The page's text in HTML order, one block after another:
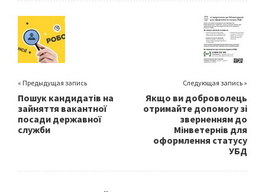
o
o
k
er
« Предыдущая запись
Пошук кандидатів на
зайняття вакантної
посади державної
служби
Следующая запись »
Якщо ви доброволець
отримайте допомогу зі
зверненням до
Мінветернів для
оформлення статусу
УБД